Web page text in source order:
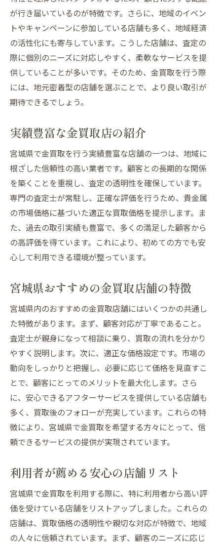
が行き届いているのが特徴です。さらに、地域のイベン
トやキャンペーンに参加している店舗も多く、地域経済
の活性化にも寄与しています。こうした店舗は、査定の
際に個別のニーズに対応しやすく、柔軟なサービスを提
供していることが多いです。そのため、金買取を行う際
には、地元密着型の店舗を選ぶことで、より良い取引が
期待できるでしょう。
実績豊富な金買取店の紹介
宮城県で金買取を行う実績豊富な店舗の一つは、地域に
根ざした信頼性の高い業者です。顧客との長期的な関係
を築くことを重視し、査定の透明性を確保しています。
専門の査定士が常駐し、正確な評価を行うため、貴金属
の市場価格に基づいた適正な買取価格を提示します。ま
た、過去の取引実績も豊富で、多くの満足した顧客から
の高評価を得ています。これにより、初めての方でも安
心して利用できる環境が整っています。
宮城県おすすめの金買取店舗の特徴
宮城県内のおすすめの金買取店舗にはいくつかの共通し
た特徴があります。まず、顧客対応が丁寧であること。
査定士が親身になって相談に乗り、買取の流れを分かり
やすく説明します。次に、適正な価格設定です。市場の
動向をしっかりと把握し、必要に応じて価格を見直すこ
とで、顧客にとってのメリットを最大化します。さら
に、安心できるアフターサービスを提供している店舗も
多く、買取後のフォローが充実しています。これらの特
徴により、宮城県で金買取を希望する方々にとって、信
頼できるサービスの提供が実現されています。
利用者が薦める安心の店舗リスト
宮城県で金買取を利用する際に、特に利用者から高い評
価を受けている店舗をリストアップしました。これらの
店舗は、買取価格の透明性や親切な対応が特徴で、地域
の人々に信頼されています。まず、顧客のニーズに応じ